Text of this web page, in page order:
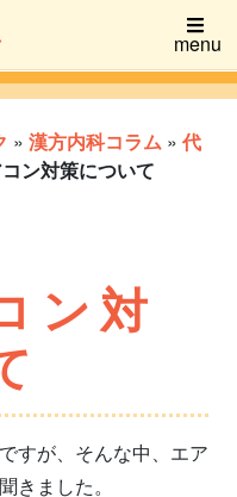
menu
» 漢方内科コラム » 代
ン対策について
ン対
すが、そんな中、エア
きました。